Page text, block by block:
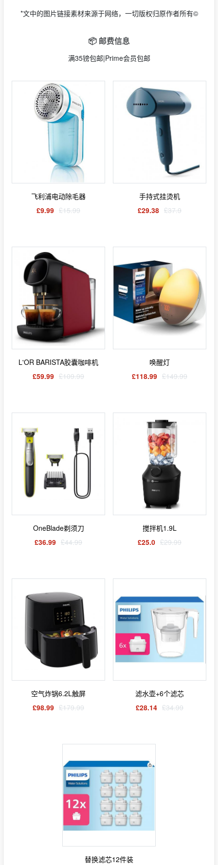
*文中的图片链接素材来源于网络，一切版权归原作者所有©
📦 邮费信息
满35镑包邮|Prime会员包邮
飞利浦电动除毛器
£9.99 £15.99
手持式挂烫机
£29.38 £37.9
L'OR BARISTA胶囊咖啡机
£59.99 £109.99
唤醒灯
£118.99 £149.99
OneBlade剃须刀
£36.99 £44.99
搅拌机1.9L
£25.0 £29.99
空气炸锅6.2L触屏
£98.99 £179.99
滤水壶+6个滤芯
£28.14 £34.99
替换滤芯12件装